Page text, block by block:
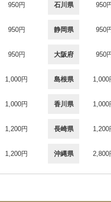
950円 石川県 950
950円 静岡県 950
950円 大阪府 950
1,000円 島根県 1,000
1,000円 香川県 1,000
1,200円 長崎県 1,200
1,200円 沖縄県 2,800